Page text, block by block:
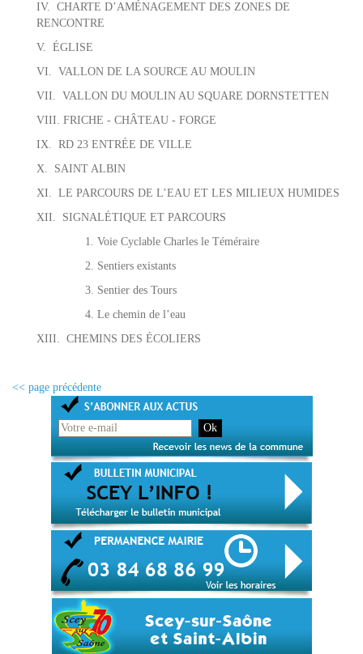
IV. CHARTE D’AMÉNAGEMENT DES ZONES DE
RENCONTRE
V. ÉGLISE
VI. VALLON DE LA SOURCE AU MOULIN
VII. VALLON DU MOULIN AU SQUARE DORNSTETTEN
VIII. FRICHE - CHÂTEAU - FORGE
IX. RD 23 ENTRÉE DE VILLE
X.
SAINT ALBIN
XI. LE PARCOURS DE L’EAU ET LES MILIEUX HUMIDES
XII.
SIGNALÉTIQUE ET PARCOURS
1. Voie Cyclable Charles le Téméraire
2. Sentiers existants
3. Sentier des Tours
4. Le chemin de l’eau
XIII. CHEMINS DES ÉCOLIERS
<< page précédente